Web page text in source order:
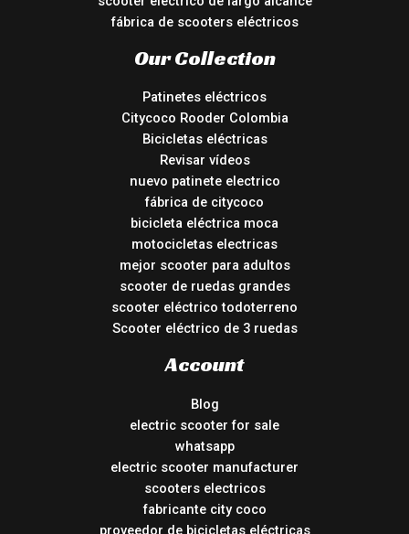
fábrica de scooters eléctricos
Our Collection
Patinetes eléctricos
Citycoco Rooder Colombia
Bicicletas eléctricas
Revisar vídeos
nuevo patinete electrico
fábrica de citycoco
bicicleta eléctrica moca
motocicletas electricas
mejor scooter para adultos
scooter de ruedas grandes
scooter eléctrico todoterreno
Scooter eléctrico de 3 ruedas
Account
Blog
electric scooter for sale
whatsapp
electric scooter manufacturer
scooters electricos
fabricante city coco